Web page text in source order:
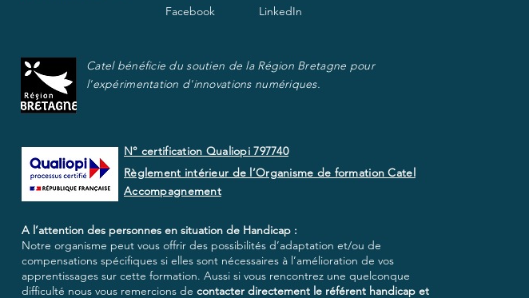
Facebook LinkedIn
Catel bénéficie du soutien de la Région Bretagne pour
l'expérimentation d'innovations numériques.
N° certification Qualiopi 797740
Règlement intérieur de l’Organisme de formation Catel
Accompagnement
A l’attention des personnes en situation de Handicap :
Notre organisme peut vous offrir des possibilités d’adaptation et/ou de
compensations spécifiques si elles sont nécessaires à l’amélioration de vos
apprentissages sur cette formation. Aussi si vous rencontrez une quelconque
difficulté nous vous remercions de contacter directement le référent handicap et